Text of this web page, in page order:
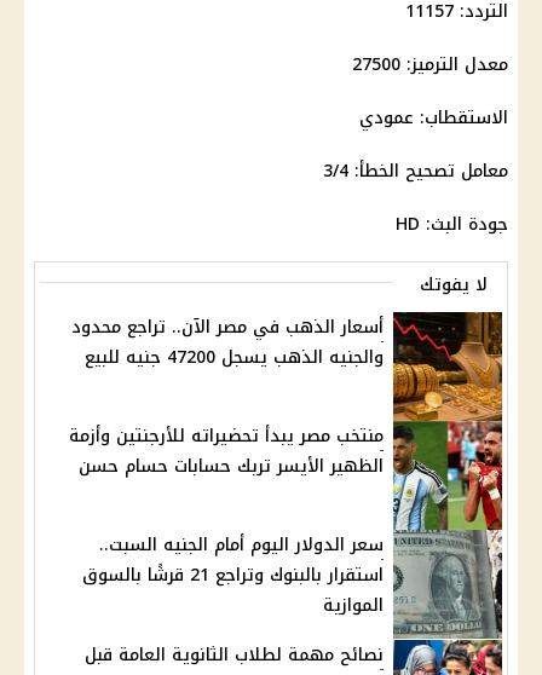
التردد: 11157
معدل الترميز: 27500
الاستقطاب: عمودي
معامل تصحيح الخطأ: 3/4
جودة البث: HD
لا يفوتك
أسعار الذهب في مصر الآن.. تراجع محدود
والجنيه الذهب يسجل 47200 جنيه للبيع
منتخب مصر يبدأ تحضيراته للأرجنتين وأزمة
الظهير الأيسر تربك حسابات حسام حسن
سعر الدولار اليوم أمام الجنيه السبت..
استقرار بالبنوك وتراجع 21 قرشًا بالسوق
الموازية
نصائح مهمة لطلاب الثانوية العامة قبل